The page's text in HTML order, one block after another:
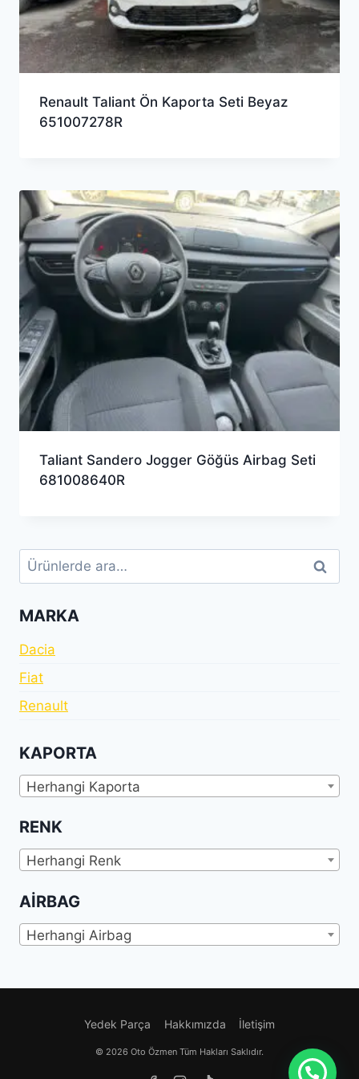
Renault Taliant Ön Kaporta Seti Beyaz
651007278R
Taliant Sandero Jogger Göğüs Airbag Seti
681008640R
Ara: Ara
MARKA
Dacia
Fiat
Renault
KAPORTA
Herhangi Kaporta
RENK
Herhangi Renk
AIRBAG
Herhangi Airbag
Yedek Parça Hakkımızda İletişim
© 2026 Oto Özmen Tüm Hakları Saklıdır.